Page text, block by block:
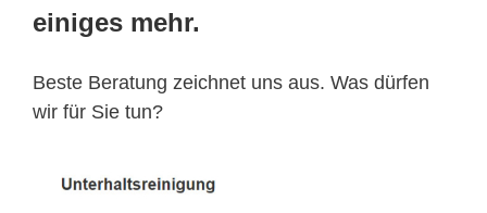
einiges mehr.
Beste Beratung zeichnet uns aus. Was dürfen
wir für Sie tun?